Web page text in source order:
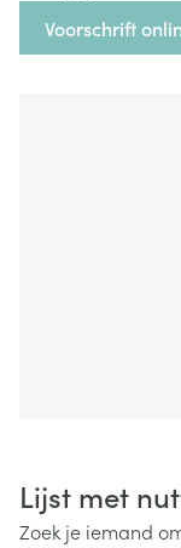
Voorschrift
Lijst met
Zoek je iemand